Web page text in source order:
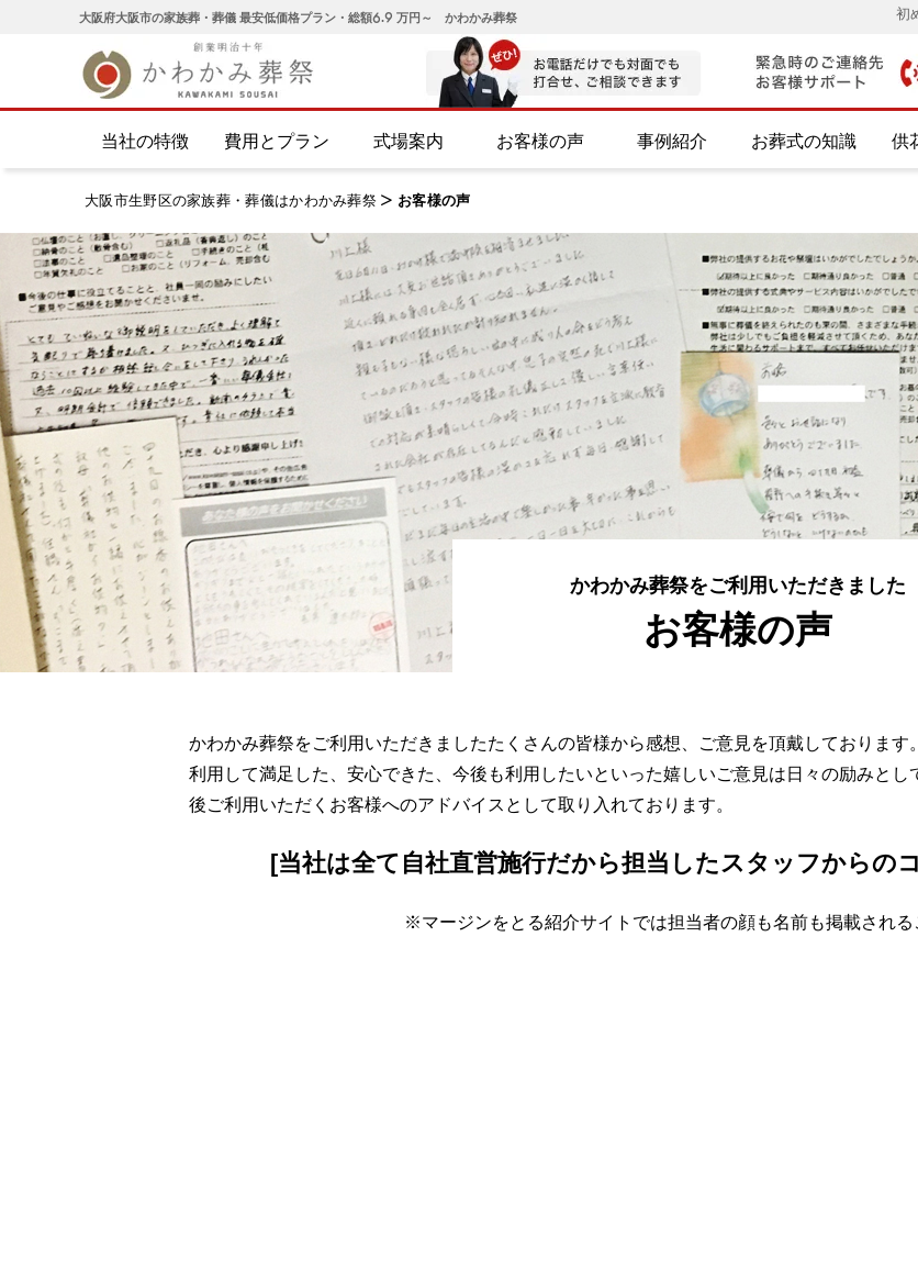
大阪府大阪市の家族葬・葬儀 最安低価格プラン・総額6.9 万円～ かわかみ葬祭 初
当社の特徴 費用とプラン 式場案内 お客様の声 事例紹介 お葬式の知識 供
大阪市生野区の家族葬・葬儀はかわかみ葬祭 > お客様の声
かわかみ葬祭をご利用いただきました
お客様の声
かわかみ葬祭をご利用いただきましたたくさんの皆様から感想、ご意見を頂戴しております。
利用して満足した、安心できた、今後も利用したいといった嬉しいご意見は日々の励みと
後ご利用いただくお客様へのアドバイスとして取り入れております。
[当社は全て 自社直営施行だから担当したスタッフからの
※マージンをとる紹介サイトでは担当者の顔も名前も掲載される